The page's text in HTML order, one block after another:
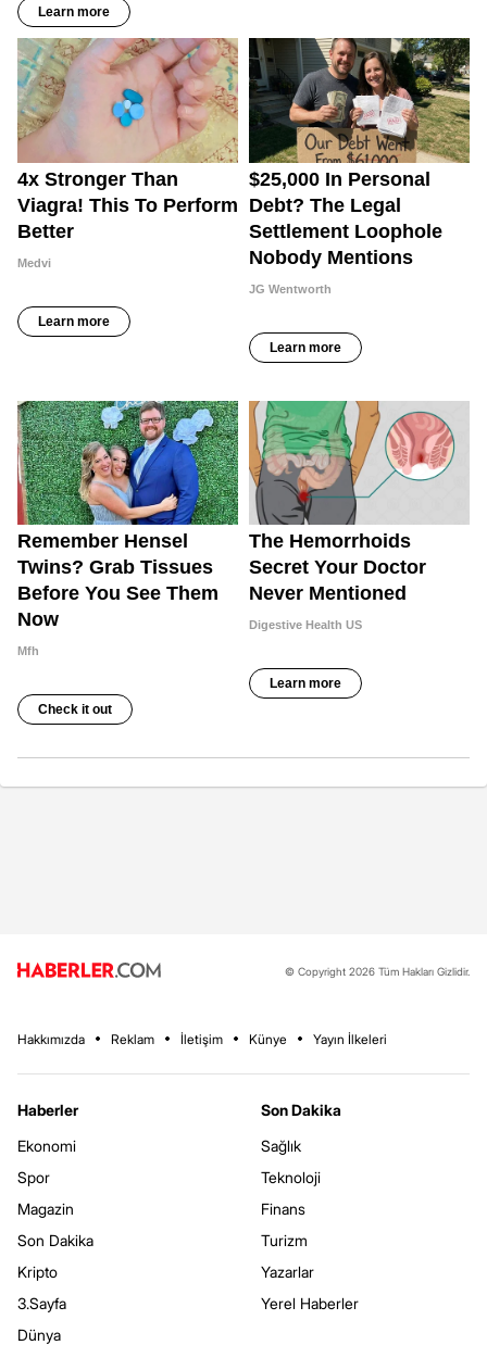
© Copyright 2026 Tüm Hakları Gizlidir.
Hakkımızda Reklam İletişim Künye Yayın İlkeleri
Haberler
Ekonomi
Spor
Magazin
Son Dakika
Kripto
3.Sayfa
Dünya
Son Dakika
Sağlık
Teknoloji
Finans
Turizm
Yazarlar
Yerel Haberler